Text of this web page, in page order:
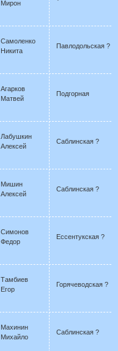
Мирон
Самоленко
Никита
Павлодольская ?
Агарков
Матвей
Подгорная
Лабушкин
Алексей
Саблинская ?
Мишин
Алексей
Саблинская ?
Симонов
Федор
Ессентукская ?
Тамбиев
Егор
Горячеводская ?
Махинин
Михайло
Саблинская ?